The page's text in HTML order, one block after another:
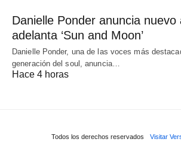
Danielle Ponder anuncia nuevo
adelanta ‘Sun and Moon’
Danielle Ponder, una de las voces más
generación del soul, anuncia…
Hace 4 horas
Todos los derechos reservados Visitar